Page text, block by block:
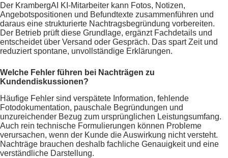
Der KrambergAI KI-Mitarbeiter kann Fotos, Notizen,
Angebotspositionen und Befundtexte zusammenführen und
daraus eine strukturierte Nachtragsbegründung vorbereiten.
Der Betrieb prüft diese Grundlage, ergänzt Fachdetails und
entscheidet über Versand oder Gespräch. Das spart Zeit und
reduziert spontane, unvollständige Erklärungen.
Welche Fehler führen bei Nachträgen zu
Kundendiskussionen?
Häufige Fehler sind verspätete Information, fehlende
Fotodokumentation, pauschale Begründungen und
unzureichender Bezug zum ursprünglichen Leistungsumfang.
Auch rein technische Formulierungen können Probleme
verursachen, wenn der Kunde die Auswirkung nicht versteht.
Nachträge brauchen deshalb fachliche Genauigkeit und eine
verständliche Darstellung.